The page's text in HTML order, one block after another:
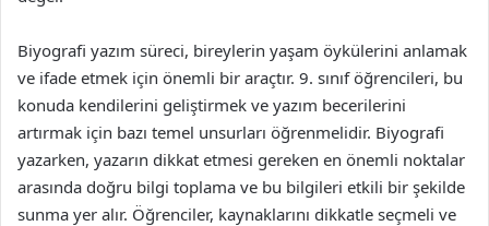
Biyografi yazım süreci, bireylerin yaşam öykülerini anlamak
ve ifade etmek için önemli bir araçtır. 9. sınıf öğrencileri, bu
konuda kendilerini geliştirmek ve yazım becerilerini
artırmak için bazı temel unsurları öğrenmelidir. Biyografi
yazarken, yazarın dikkat etmesi gereken en önemli noktalar
arasında doğru bilgi toplama ve bu bilgileri etkili bir şekilde
sunma yer alır. Öğrenciler, kaynaklarını dikkatle seçmeli ve